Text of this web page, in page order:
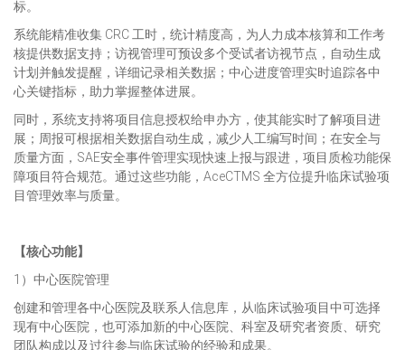
标。
系统能精准收集 CRC 工时，统计精度高，为人力成本核算和工作考
核提供数据支持；访视管理可预设多个受试者访视节点，自动生成
计划并触发提醒，详细记录相关数据；中心进度管理实时追踪各中
心关键指标，助力掌握整体进展。​
同时，系统支持将项目信息授权给申办方，使其能实时了解项目进
展；周报可根据相关数据自动生成，减少人工编写时间；在安全与
质量方面，SAE安全事件管理实现快速上报与跟进，项目质检功能保
障项目符合规范。通过这些功能，AceCTMS 全方位提升临床试验项
目管理效率与质量。
【核心功能】
1）中心医院管理
创建和管理各中心医院及联系人信息库，从临床试验项目中可选择
现有中心医院，也可添加新的中心医院、科室及研究者资质、研究
团队构成以及过往参与临床试验的经验和成果。